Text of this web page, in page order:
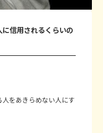
信用されるくらいの
をあきらめない人にす